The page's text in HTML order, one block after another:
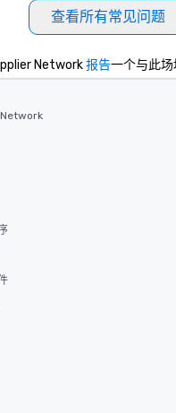
查看所有常见问题
Network报告一个与此场